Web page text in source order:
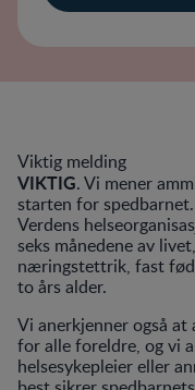
Viktig melding
VIKTIG. Vi mener
starten for
Verdens
seks månedene av
næringstettrik, fast
to års alder.
Vi anerkjenner også
for alle foreldre, og vi
helsesykepleier eller